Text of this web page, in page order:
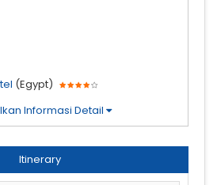
(Egypt)
Informasi Detail
Itinerary